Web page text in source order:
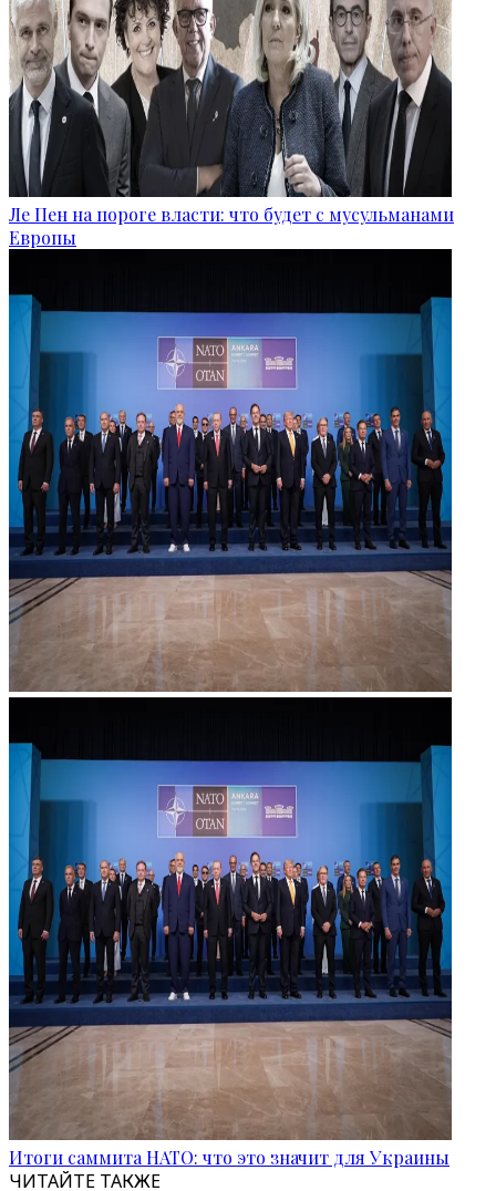
Ле Пен на пороге власти: что будет с мусульманами
Европы
Итоги саммита НАТО: что это значит для Украины
ЧИТАЙТЕ ТАКЖЕ